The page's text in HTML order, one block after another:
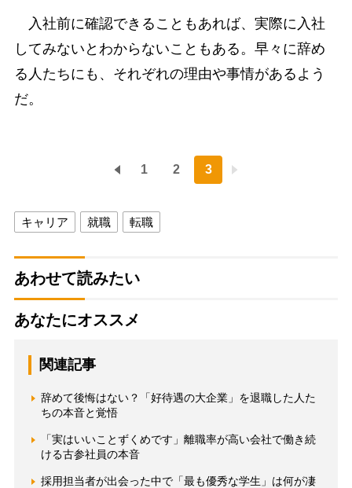
入社前に確認できることもあれば、実際に入社
してみないとわからないこともある。早々に辞め
る人たちにも、それぞれの理由や事情があるよう
だ。
1 2 3
キャリア 就職 転職
あわせて読みたい
あなたにオススメ
関連記事
辞めて後悔はない？「好待遇の大企業」を退職した人た
ちの本音と覚悟
「実はいいことずくめです」離職率が高い会社で働き続
ける古参社員の本音
採用担当者が出会った中で「最も優秀な学生」は何が凄